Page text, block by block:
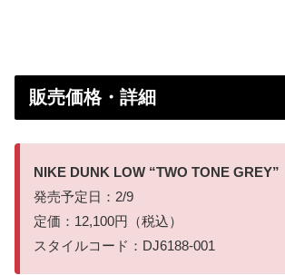
販売価格・詳細
NIKE DUNK LOW “TWO TONE GREY”
発売予定日：2/9
定価：12,100円（税込）
スタイルコード：DJ6188-001